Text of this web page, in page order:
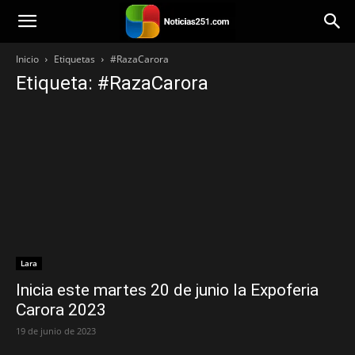
Noticias251
Inicio Etiquetas #RazaCarora
Etiqueta: #RazaCarora
Lara
Inicia este martes 20 de junio la Expoferia
Carora 2023
19 de junio de 2023